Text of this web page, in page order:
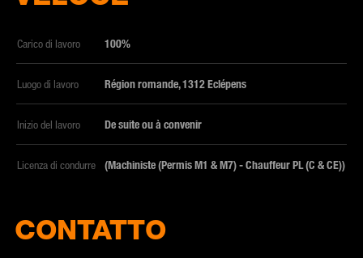
Carico di lavoro 100%
Luogo di lavoro Région romande, 1312 Eclépens
Inizio del lavoro De suite ou à convenir
Licenza di condurre (Machiniste (Permis M1 & M7) - Chauffeur PL (C & CE))
CONTATTO